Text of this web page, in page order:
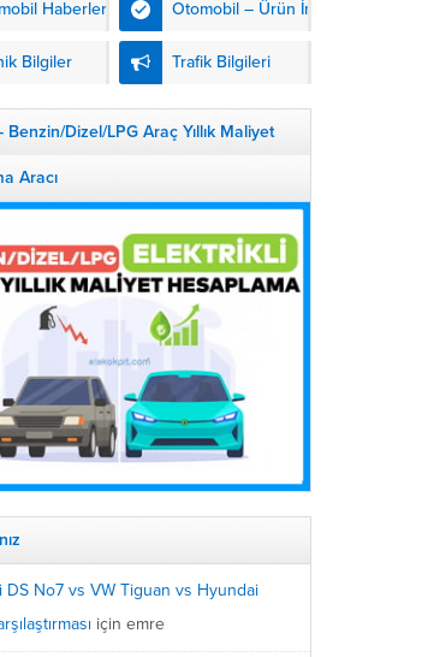
Haberleri Otomobil – Ürün İnceleme
Bilgiler Trafik Bilgileri
Benzin/Dizel/LPG Araç Yıllık Maliyet
Aracı
DS No7 vs VW Tiguan vs Hyundai
için emre